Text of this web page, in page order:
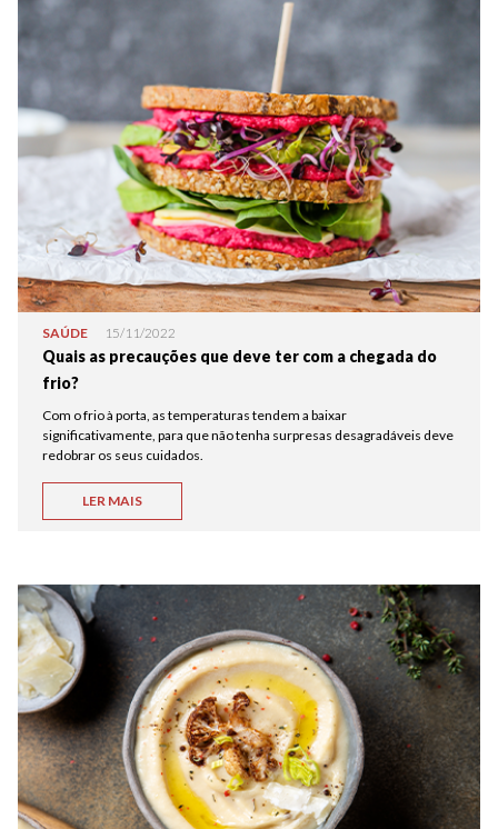
SAÚDE 15/11/2022
Quais as precauções que deve ter com a chegada do
frio?
Com o frio à porta, as temperaturas tendem a baixar
significativamente, para que não tenha surpresas desagradáveis deve
redobrar os seus cuidados.
LER MAIS